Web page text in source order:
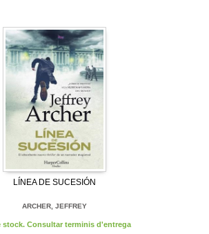
LÍNEA DE SUCESIÓN
ARCHER, JEFFREY
stock. Consultar terminis d'entrega